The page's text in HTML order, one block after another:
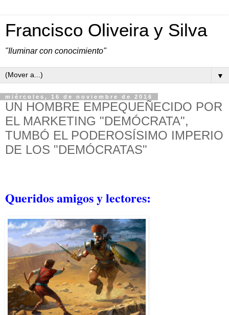
Francisco Oliveira y Silva
"Iluminar con conocimiento"
▼
miércoles, 16 de noviembre de 2016
UN HOMBRE EMPEQUEÑECIDO POR
EL MARKETING "DEMÓCRATA",
TUMBÓ EL PODEROSÍSIMO IMPERIO
DE LOS "DEMÓCRATAS"
Queridos amigos y lectores: